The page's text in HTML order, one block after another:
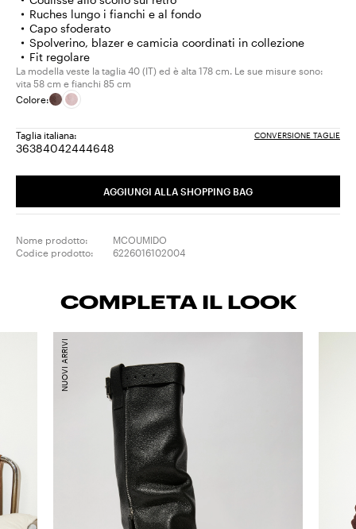
Ruches lungo i fianchi e al fondo
Capo sfoderato
Spolverino, blazer e camicia coordinati in collezione
Fit regolare
La modella veste la taglia 40 (IT) ed è alta 178 cm. Le sue misure sono:
vita 58 cm e fianchi 85 cm
Colore:
Taglia italiana: CONVERSIONE TAGLIE
36Taglia:
38Taglia:
40Taglia:
42Taglia:
44Taglia:
46Taglia:
48Taglia:
AGGIUNGI ALLA SHOPPING BAG
Nome prodotto:
MCOUMIDO
Codice prodotto:
6226016102004
COMPLETA IL LOOK
NUOVI ARRIVI